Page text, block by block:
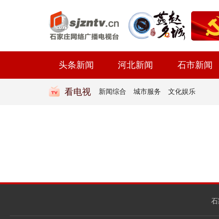
头条新闻 河北新闻 石市新闻
看电视 新闻综合 城市服务 文化娱乐